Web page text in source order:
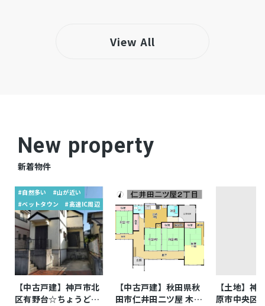
View All
New property
新着物件
#自然多い
#山が近い
#ベットタウン
#高速IC周辺
【中古戸建】神戸市北
区有野台☆ちょうどよ
【中古戸建】秋田県秋
田市仁井田二ツ屋 木造
【土地】神
原市中央区